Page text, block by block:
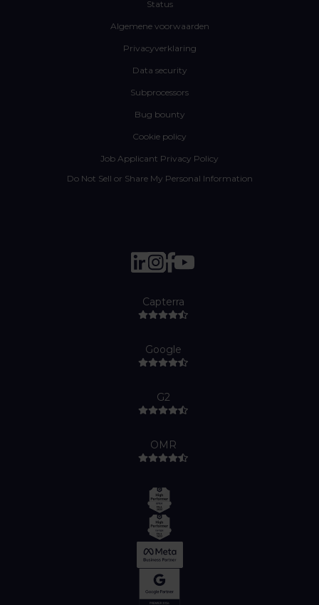
Status
Algemene voorwaarden
Privacyverklaring
Data security
Subprocessors
Bug bounty
Cookie policy
Job Applicant Privacy Policy
Do Not Sell or Share My Personal Information
Capterra
Google
G2
OMR